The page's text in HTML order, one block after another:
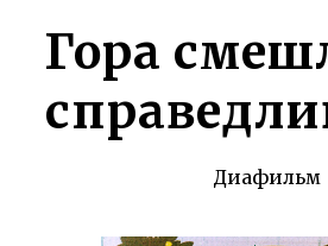
Гора
Диафильм